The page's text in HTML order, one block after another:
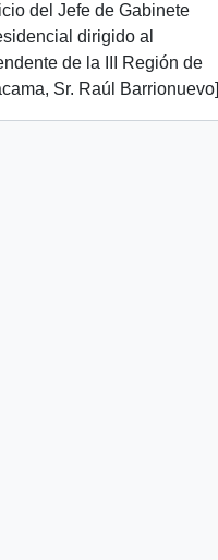
del Jefe de Gabinete
dirigido al
de la III Región de
Sr. Raúl Barrionuevo]